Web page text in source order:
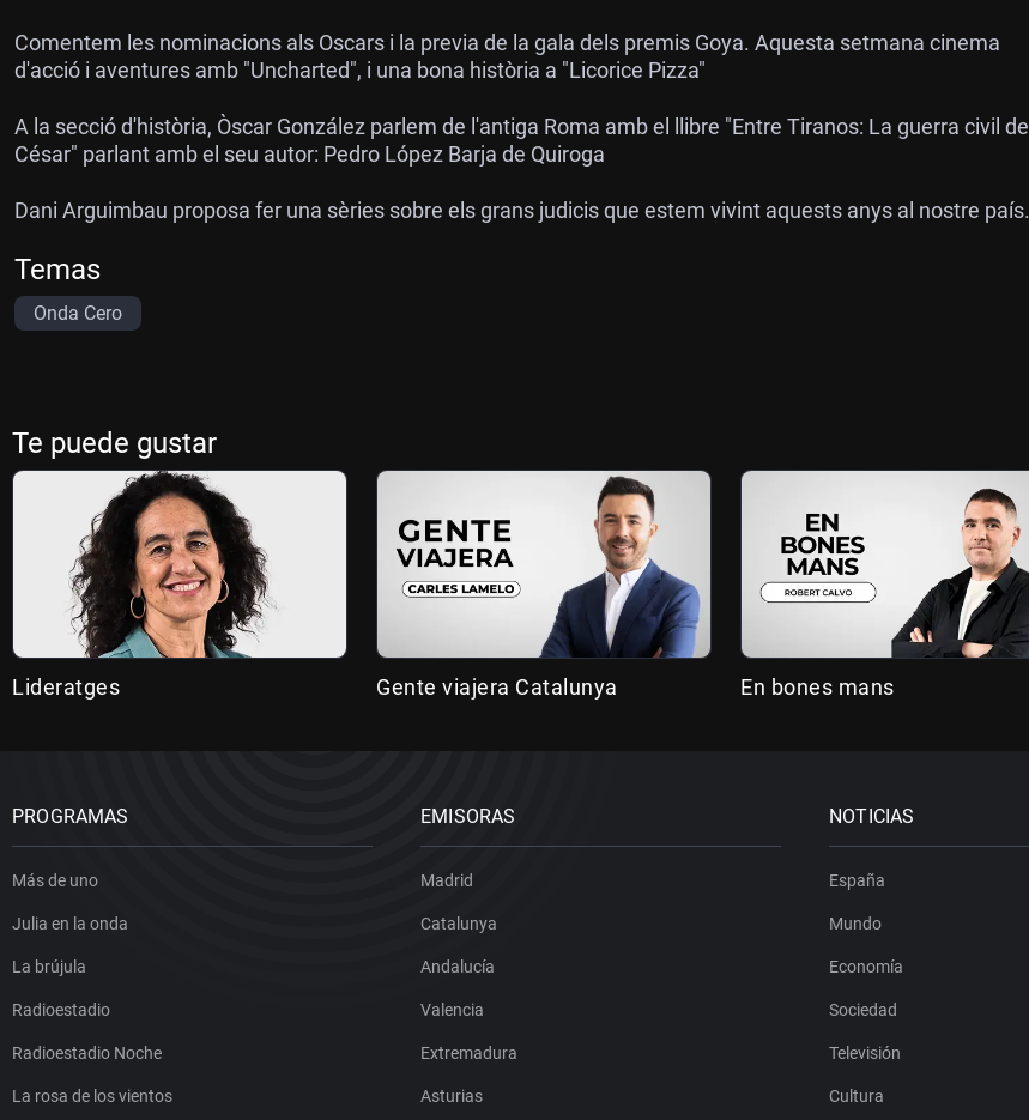
Comentem les nominacions als Oscars i la previa de la gala dels premis Goya. Aquesta setmana cinema
d'acció i aventures amb "Uncharted", i una bona història a "Licorice Pizza"
A la secció d'història, Òscar González parlem de l'antiga Roma amb el llibre "Entre Tiranos: La guerra civil de
César" parlant amb el seu autor: Pedro López Barja de Quiroga
Dani Arguimbau proposa fer una sèries sobre els grans judicis que estem vivint aquests anys al nostre país.
Temas
Onda Cero
Te puede gustar
Lideratges Gente viajera Catalunya En bones mans
PROGRAMAS
Más de uno
Julia en la onda
La brújula
Radioestadio
Radioestadio Noche
La rosa de los vientos
EMISORAS
Madrid
Catalunya
Andalucía
Valencia
Extremadura
Asturias
NOTICIAS
España
Mundo
Economía
Sociedad
Televisión
Cultura